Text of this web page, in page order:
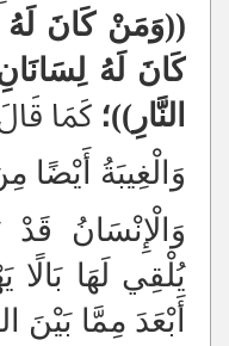
((وَمَنْ كَانَ لَهُ
كَانَ لَهُ
النَّارِ))؛ كَمَا
وَالْغِيبَةُ أَيْضًا
وَالْإِنْسَانُ قَدْ
يُلْقِي لَهَا بَالًا
أَبْعَدَ مِمَّا بَيْنَ